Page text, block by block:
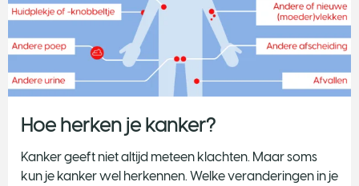
Hoe herken je kanker?
​Kanker geeft niet altijd meteen klachten. Maar soms
kun je kanker wel herkennen. Welke veranderingen in je